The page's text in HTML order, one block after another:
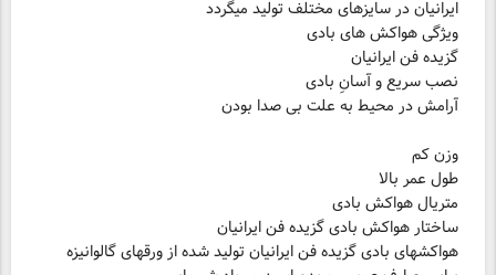
آرامش در محیط به علت بی صدا بودن
متریال هواکش بادی
هواکشهای بادی گزیده فن ایرانیان تولید شده از ورقهای گالوانیزه